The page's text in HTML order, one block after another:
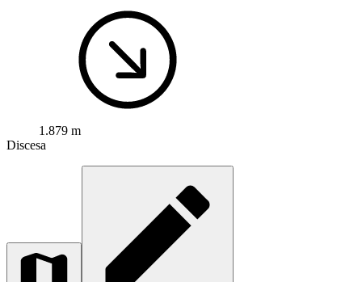
1.879 m
Discesa